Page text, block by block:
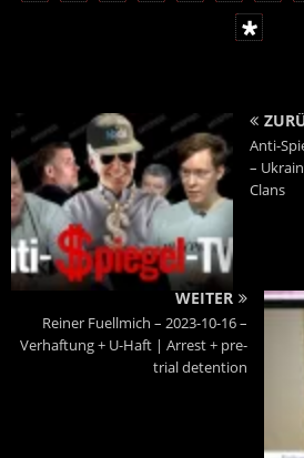
Anti-
–
Clans
WEITER
Reiner Fuellmich – 2023-10-16 –
Verhaftung + U-Haft | Arrest + pre-
trial detention